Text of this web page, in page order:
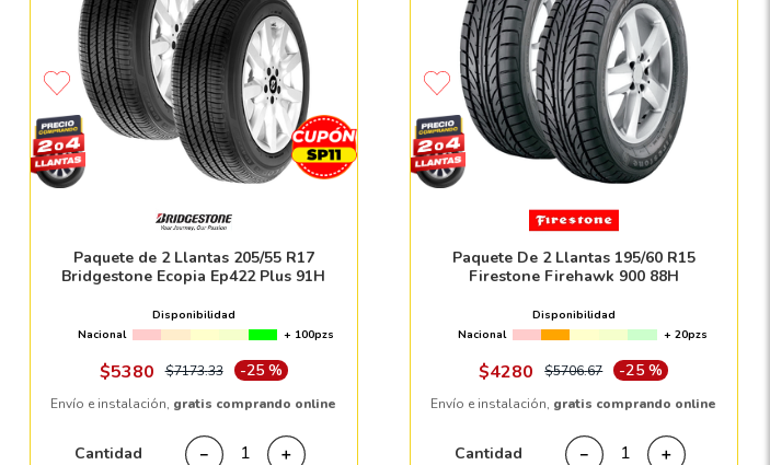
Paquete de 2 Llantas 205/55 R17
Bridgestone Ecopia Ep422 Plus 91H
Disponibilidad
Nacional
+ 100pzs
$5380 $7173.33 -25 %
Envío e instalación, gratis comprando online
Cantidad ＋
－
Paquete De 2 Llantas 195/60 R15
Firestone Firehawk 900 88H
Disponibilidad
Nacional
+ 20pzs
$4280 $5706.67 -25 %
Envío e instalación, gratis comprando online
Cantidad ＋
－